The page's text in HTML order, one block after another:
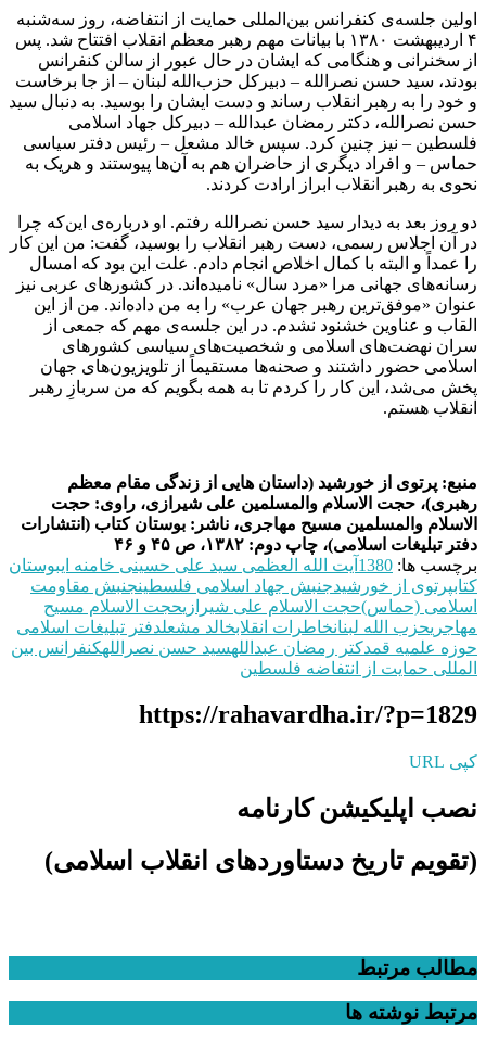
اولین جلسه‌ی کنفرانس بین‌المللی حمایت از انتفاضه، روز سه‌شنبه
۴ اردیبهشت ۱۳۸۰ با بیانات مهم رهبر معظم انقلاب افتتاح شد. پس
از سخنرانی و هنگامی که ایشان در حال عبور از سالن کنفرانس
بودند، سید حسن نصرالله – دبیرکل حزب‌الله لبنان – از جا برخاست
و خود را به رهبر انقلاب رساند و دست ایشان را بوسید. به دنبال سید
حسن نصرالله، دکتر رمضان عبدالله – دبیرکل جهاد اسلامی
فلسطین – نیز چنین کرد. سپس خالد مشعل – رئیس دفتر سیاسی
حماس – و افراد دیگری از حاضران هم به آن‌ها پیوستند و هریک به
نحوی به رهبر انقلاب ابراز ارادت کردند.
دو روز بعد به دیدار سید حسن نصرالله رفتم. او درباره‌ی این‌که چرا
در آن اجلاس رسمی، دست رهبر انقلاب را بوسید، گفت: من این کار
را عمداً و البته با کمال اخلاص انجام دادم. علت این بود که امسال
رسانه‌های جهانی مرا «مرد سال» نامیده‌اند. در کشورهای عربی نیز
عنوان «موفق‌ترین رهبر جهان عرب» را به من داده‌اند. من از این
القاب و عناوین خشنود نشدم. در این جلسه‌ی مهم که جمعی از
سران نهضت‌های اسلامی و شخصیت‌های سیاسی کشورهای
اسلامی حضور داشتند و صحنه‌ها مستقیماً از تلویزیون‌های جهان
پخش می‌شد، این کار را کردم تا به همه‌ بگویم که من سربازِ رهبر
انقلاب هستم.
منبع: پرتوی از خورشید (داستان هایی از زندگی مقام معظم
رهبری)، حجت الاسلام والمسلمین علی شیرازی، راوی: حجت
الاسلام والمسلمین مسیح مهاجری، ناشر: بوستان کتاب (انتشارات
دفتر تبلیغات اسلامی)، چاپ دوم: ۱۳۸۲، ص ۴۵ و ۴۶
برچسب ها: 1380 آیت الله العظمی سید علی حسینی خامنه ایبوستان
کتابپرتوی از خورشیدجنبش جهاد اسلامی فلسطینجنبش مقاومت
اسلامی (حماس)حجت الاسلام علی شیرازیحجت الاسلام مسیح
مهاجریحزب الله لبنانخاطرات انقلابخالد مشعلدفتر تبلیغات اسلامی
حوزه علمیه قمدکتر رمضان عبداللهسید حسن نصراللهکنفرانس بین
المللی حمایت از انتفاضه فلسطین
https://rahavardha.ir/?p=1829
کپی URL
نصب اپلیکیشن کارنامه
(تقویم تاریخ دستاوردهای انقلاب اسلامی​)
مطالب مرتبط
مرتبط نوشته ها